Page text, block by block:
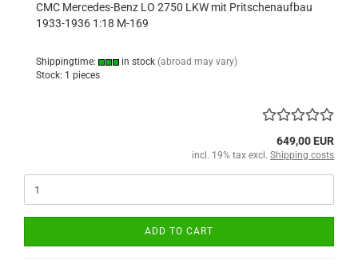
CMC Mercedes-Benz LO 2750 LKW mit Pritschenaufbau
1933-1936 1:18 M-169
Shippingtime: in stock (abroad may vary)
Stock: 1 pieces
649,00 EUR
incl. 19% tax excl. Shipping costs
ADD TO CART